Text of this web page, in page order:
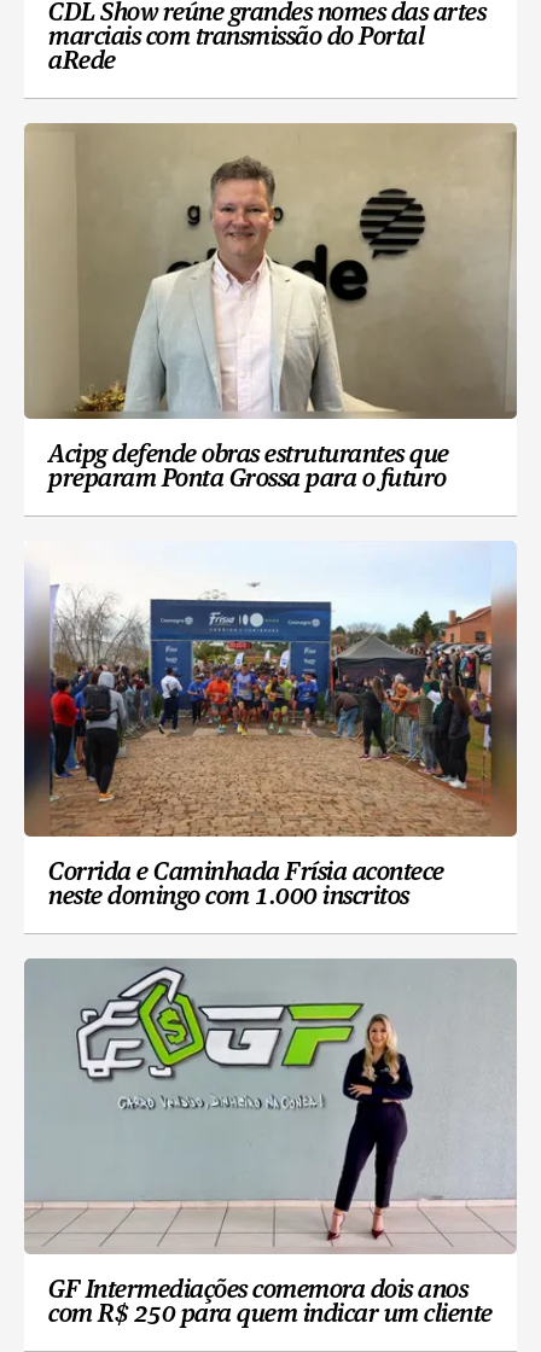
CDL Show reúne grandes nomes das artes
marciais com transmissão do Portal
aRede
Acipg defende obras estruturantes que
preparam Ponta Grossa para o futuro
Corrida e Caminhada Frísia acontece
neste domingo com 1.000 inscritos
GF Intermediações comemora dois anos
com R$ 250 para quem indicar um cliente